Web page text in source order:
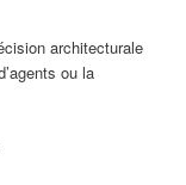
architecturale
ou la